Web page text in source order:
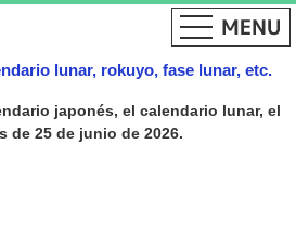
lunar, rokuyo, fase lunar, etc.
japonés, el calendario lunar, el
de 25 de junio de 2026.